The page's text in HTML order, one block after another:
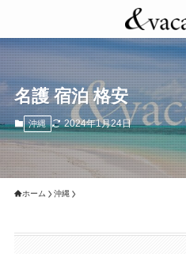
名護 宿泊 格安
沖縄 2024年1月24日
ホーム 沖縄